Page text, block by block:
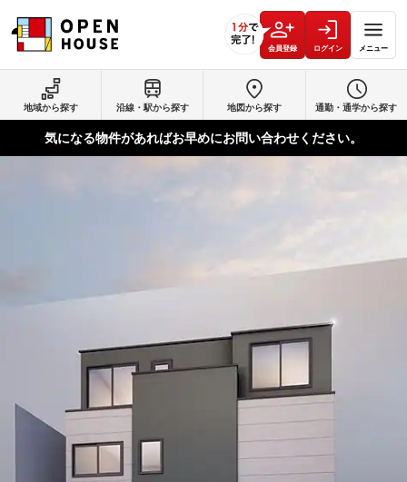
会員登録 ログイン メニュー
地域から探す 沿線・駅から探す 地図から探す 通勤・通学から探す
気になる物件があればお早めにお問い合わせください。